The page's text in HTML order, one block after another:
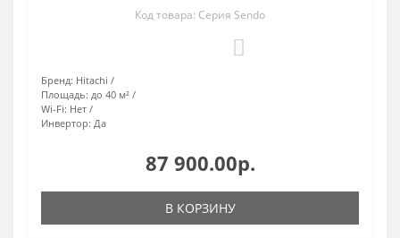
Код товара: Серия Sendo
Бренд: Hitachi
Площадь: до 40 м²
Wi-Fi: Нет
Инвертор: Да
87 900.00р.
В КОРЗИНУ